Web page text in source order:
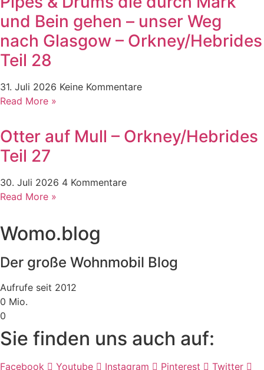
und Bein gehen – unser Weg
nach Glasgow – Orkney/Hebrides
Teil 28
31. Juli 2026 Keine Kommentare
Read More »
Otter auf Mull – Orkney/Hebrides
Teil 27
30. Juli 2026 4 Kommentare
Read More »
Womo.blog
Der große Wohnmobil Blog​
Aufrufe seit 2012
0 Mio.
0
Sie finden uns auch auf:
Facebook Youtube Instagram Pinterest Twitter